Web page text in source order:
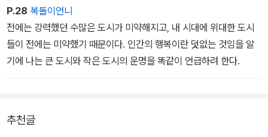
릴 자격이 있는 사람이옵니다. 누군가 죽기 전에는 그를 행복하다
고 부르지 말고 운이 좋았다고 하소서. ... 그러나 제가 말한 복을 가
장 많이 타고나고 그것을 끝까지 누리다가 편안하게 죽는 사람이야말
로 제가 보기에 행복한 사람이라고 불릴 자격이 있는 것 같나이다. 전
하! 무슨 일이든 그 결말이 어떻게 되는지 눈여겨보아야 하옵니다. 신
솔론의 이런 말이 크로이소스에게는 전혀 마음에 들지 않았다.
P.28 복돌이언니
전에는 강력했던 수많은 도시가 미약해지고, 내 시대에 위대한 도시
들이 전에는 미약했기 때문이다. 인간의 행복이란 덧없는 것임을 알
기에 나는 큰 도시와 작은 도시의 운명을 똑같이 언급하려 한다.
추천글